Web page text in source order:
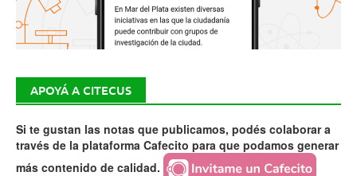
APOYÁ A CITECUS
Si te gustan las notas que publicamos, podés colaborar a
través de la plataforma Cafecito para que podamos generar
más contenido de calidad.